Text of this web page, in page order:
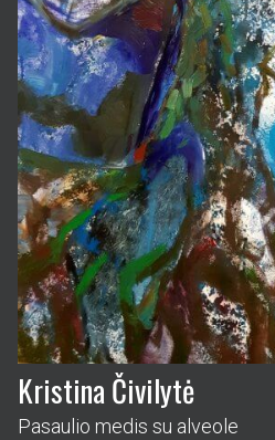
Kristina Čivilytė
Pasaulio medis su alveole